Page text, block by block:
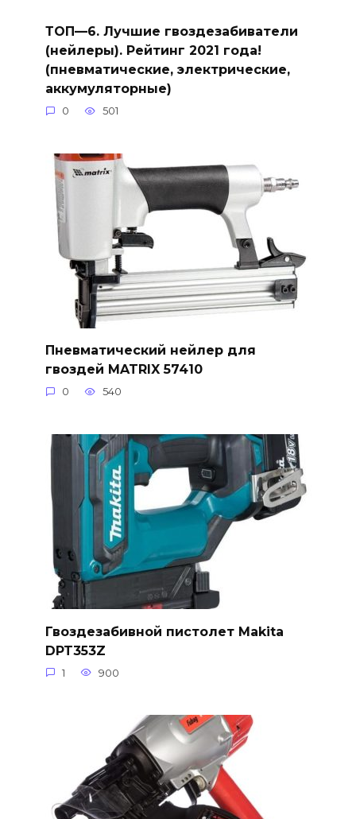
ТОП—6. Лучшие гвоздезабиватели
(нейлеры). Рейтинг 2021 года!
(пневматические, электрические,
аккумуляторные)
0 501
Пневматический нейлер для
гвоздей MATRIX 57410
0 540
Гвоздезабивной пистолет Makita
DPT353Z
1 900